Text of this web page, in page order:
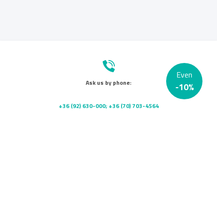
Ask us by phone:
+36 (92) 630-000; +36 (70) 703-4564
Even
-10%